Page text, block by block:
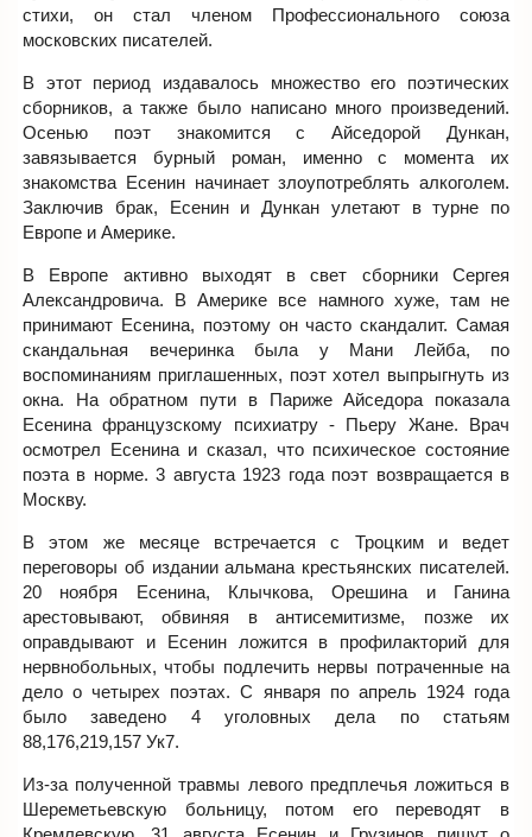
стихи, он стал членом Профессионального союза
московских писателей.
В этот период издавалось множество его поэтических
сборников, а также было написано много произведений.
Осенью поэт знакомится с Айседорой Дункан,
завязывается бурный роман, именно с момента их
знакомства Есенин начинает злоупотреблять алкоголем.
Заключив брак, Есенин и Дункан улетают в турне по
Европе и Америке.
В Европе активно выходят в свет сборники Сергея
Александровича. В Америке все намного хуже, там не
принимают Есенина, поэтому он часто скандалит. Самая
скандальная вечеринка была у Мани Лейба, по
воспоминаниям приглашенных, поэт хотел выпрыгнуть из
окна. На обратном пути в Париже Айседора показала
Есенина французскому психиатру - Пьеру Жане. Врач
осмотрел Есенина и сказал, что психическое состояние
поэта в норме. 3 августа 1923 года поэт возвращается в
Москву.
В этом же месяце встречается с Троцким и ведет
переговоры об издании альмана крестьянских писателей.
20 ноября Есенина, Клычкова, Орешина и Ганина
арестовывают, обвиняя в антисемитизме, позже их
оправдывают и Есенин ложится в профилакторий для
нервнобольных, чтобы подлечить нервы потраченные на
дело о четырех поэтах. С января по апрель 1924 года
было заведено 4 уголовных дела по статьям
88,176,219,157 Ук7.
Из-за полученной травмы левого предплечья ложиться в
Шереметьевскую больницу, потом его переводят в